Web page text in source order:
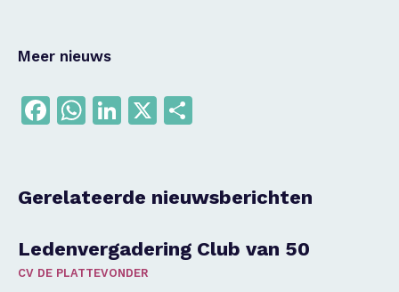
Meer nieuws
Facebook
WhatsApp
LinkedIn
X
Gerelateerde nieuwsberichten
Ledenvergadering Club van 50
CV DE PLATTEVONDER